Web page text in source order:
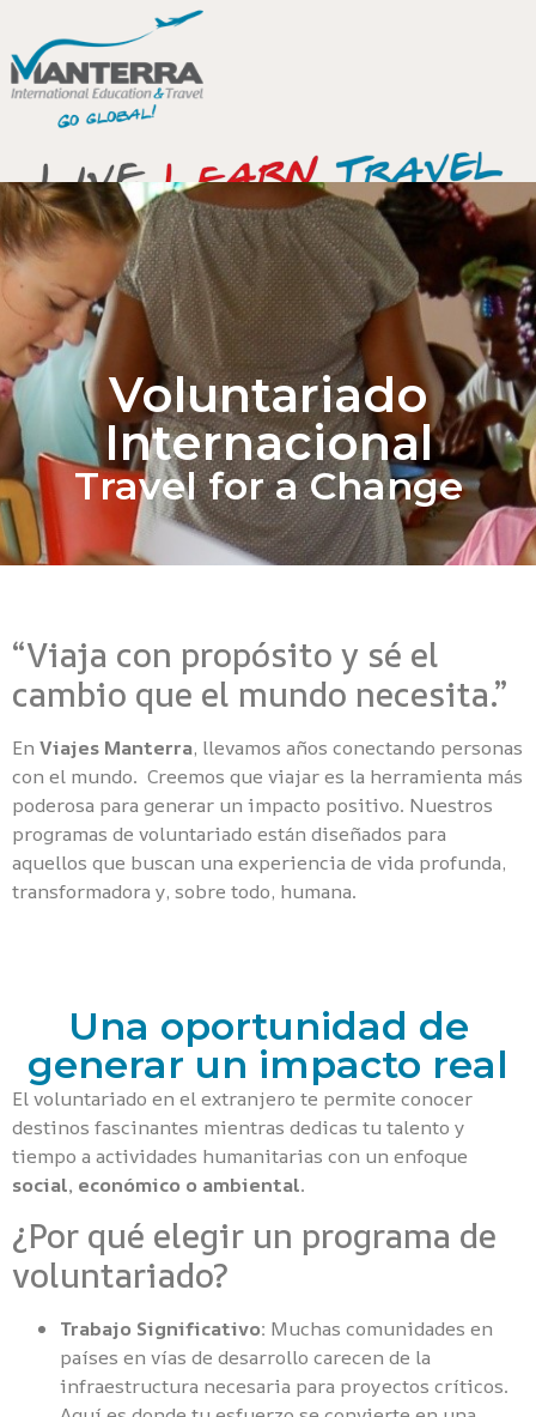
Voluntariado
Internacional
Travel for a Change
“Viaja con propósito y sé el
cambio que el mundo necesita.”
EnViajes Manterra, llevamos años conectando personas
con el mundo. Creemos que viajar es la herramienta más
poderosa para generar un impacto positivo. Nuestros
programas de voluntariado están diseñados para
aquellos que buscan una experiencia de vida profunda,
transformadora y, sobre todo, humana.
Una oportunidad de
generar un impacto real
El voluntariado en el extranjero te permite conocer
destinos fascinantes mientras dedicas tu talento y
tiempo a actividades humanitarias con un enfoque
social, económico o ambiental.
¿Por qué elegir un programa de
voluntariado?
Trabajo Significativo: Muchas comunidades en
países en vías de desarrollo carecen de la
infraestructura necesaria para proyectos críticos.